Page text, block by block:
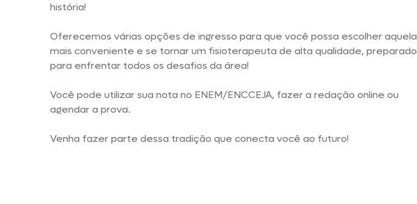
história!
Oferecemos várias opções de ingresso para que você possa escolher aquela
mais conveniente e se tornar um fisioterapeuta de alta qualidade, preparado
para enfrentar todos os desafios da área!
Você pode utilizar sua nota no ENEM/ENCCEJA, fazer a redação online ou
agendar a prova.
Venha fazer parte dessa tradição que conecta você ao futuro!